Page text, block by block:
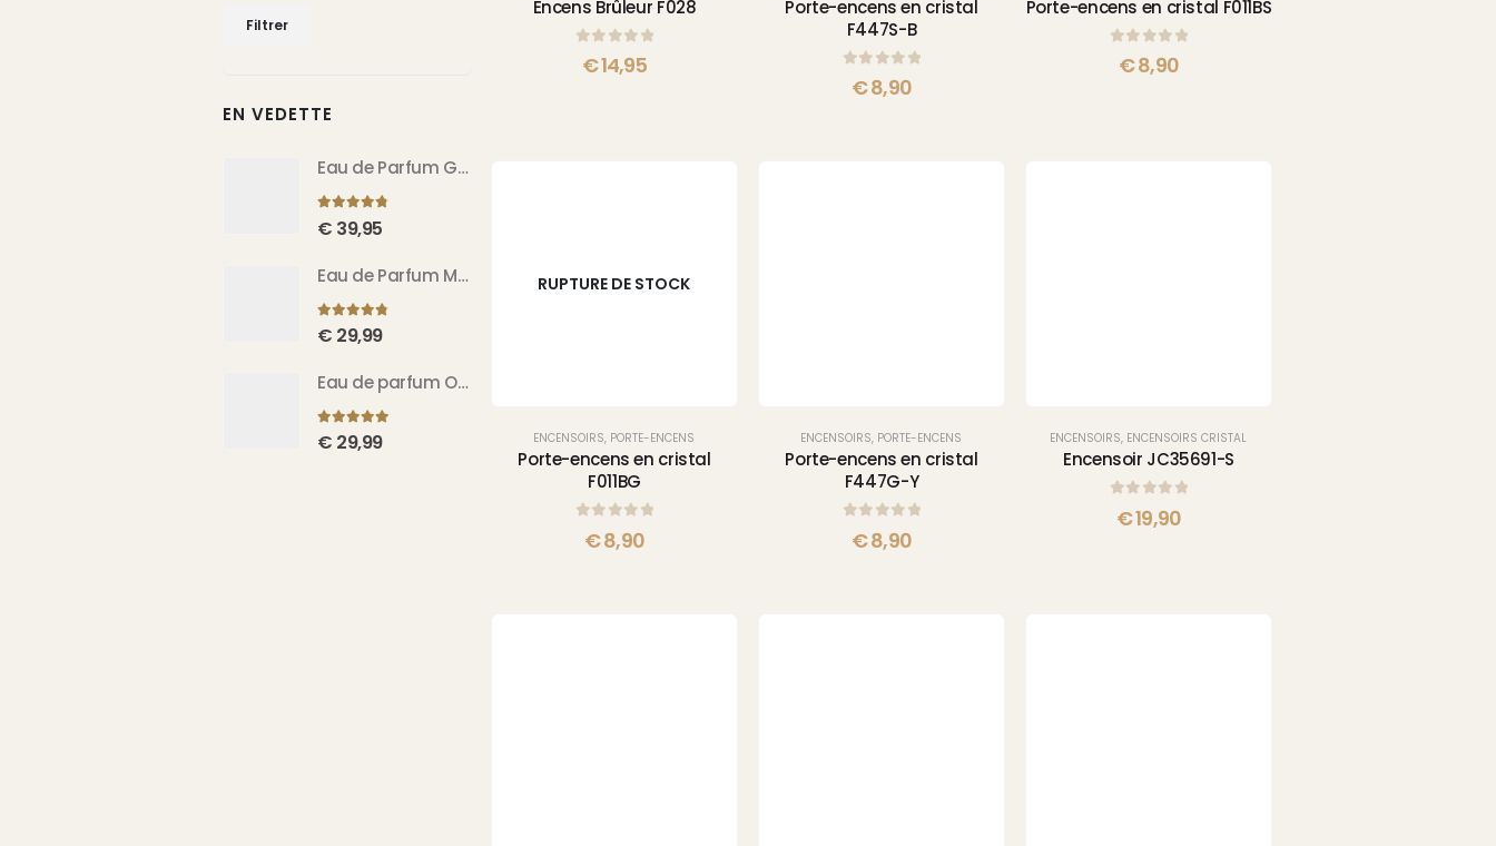
Encens Brûleur F028
sur 5
€14,95
Porte-encens en cristal
F447S-B
sur 5
€8,90
Porte-encens en cristal F011BS
sur 5
€8,90
RUPTURE DE STOCK
ENCENSOIRS, PORTE-ENCENS
Porte-encens en cristal
F011BG
€8,90
ENCENSOIRS, PORTE-ENCENS
Porte-encens en cristal
F447G-Y
€8,90
ENCENSOIRS, ENCENSOIRS CRISTAL
Encensoir JC35691-S
€19,90
Filtrer
EN VEDETTE
Eau de Parfum Gold Patchouli 100 ml
4.67sur 5
€ 39,95
Eau de Parfum Musc Ghizlan 100 ml
4.71 sur 5
€ 29,99
Eau de parfum Oud El Amir 100 ml
5.00sur 5
€ 29,99